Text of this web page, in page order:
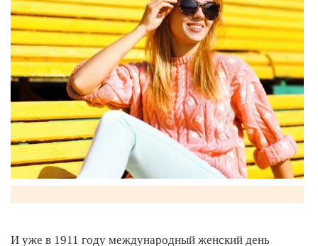
И уже в 1911 году международный женский день